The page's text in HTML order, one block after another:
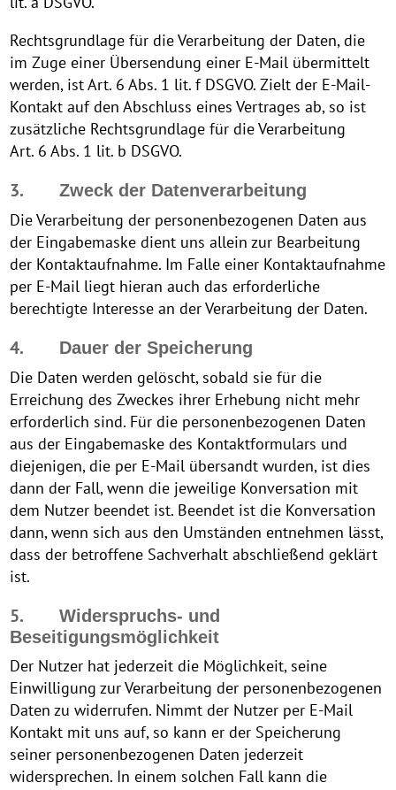
Rechtsgrundlage für die Verarbeitung der Daten, die
im Zuge einer Übersendung einer E-Mail übermittelt
werden, ist Art. 6 Abs. 1 lit. f DSGVO. Zielt der E-Mail-
Kontakt auf den Abschluss eines Vertrages ab, so ist
zusätzliche Rechtsgrundlage für die Verarbeitung
Art. 6 Abs. 1 lit. b DSGVO.
3. Zweck der Datenverarbeitung
Die Verarbeitung der personenbezogenen Daten aus
der Eingabemaske dient uns allein zur Bearbeitung
der Kontaktaufnahme. Im Falle einer Kontaktaufnahme
per E-Mail liegt hieran auch das erforderliche
berechtigte Interesse an der Verarbeitung der Daten.
4. Dauer der Speicherung
Die Daten werden gelöscht, sobald sie für die
Erreichung des Zweckes ihrer Erhebung nicht mehr
erforderlich sind. Für die personenbezogenen Daten
aus der Eingabemaske des Kontaktformulars und
diejenigen, die per E-Mail übersandt wurden, ist dies
dann der Fall, wenn die jeweilige Konversation mit
dem Nutzer beendet ist. Beendet ist die Konversation
dann, wenn sich aus den Umständen entnehmen lässt,
dass der betroffene Sachverhalt abschließend geklärt
ist.
5.
Widerspruchs- und
Beseitigungsmöglichkeit
Der Nutzer hat jederzeit die Möglichkeit, seine
Einwilligung zur Verarbeitung der personenbezogenen
Daten zu widerrufen. Nimmt der Nutzer per E-Mail
Kontakt mit uns auf, so kann er der Speicherung
seiner personenbezogenen Daten jederzeit
widersprechen. In einem solchen Fall kann die